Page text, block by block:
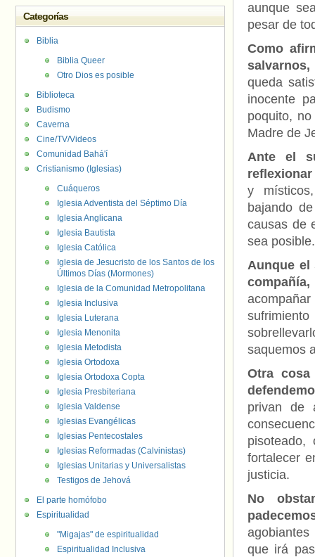
aunque
pesar de
Como
salvarnos,
queda
inocente
poquito,
Madre de
Ante el
y
bajando
causas de
sea posible.
Aunque el
compañía,
saquemos
Otra
privan de
fortalecer
justicia.
No
que irá
Categorías
Biblia
Biblia Queer
Otro Dios es posible
Biblioteca
Budismo
Caverna
Cine/TV/Videos
Comunidad Bahá'í
Cristianismo (Iglesias)
Cuáqueros
Iglesia Adventista del Séptimo Día
Iglesia Anglicana
Iglesia Bautista
Iglesia Católica
Iglesia de Jesucristo de los Santos de los
Últimos Días (Mormones)
Iglesia de la Comunidad Metropolitana
Iglesia Inclusiva
Iglesia Luterana
Iglesia Menonita
Iglesia Metodista
Iglesia Ortodoxa
Iglesia Ortodoxa Copta
Iglesia Presbiteriana
Iglesia Valdense
Iglesias Evangélicas
Iglesias Pentecostales
Iglesias Reformadas (Calvinistas)
Iglesias Unitarias y Universalistas
Testigos de Jehová
El parte homófobo
Espiritualidad
"Migajas" de espiritualidad
Espiritualidad Inclusiva